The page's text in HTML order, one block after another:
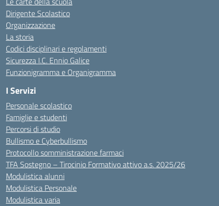
Dirigente Scolastico
Organizzazione
La storia
Codici disciplinari e regolamenti
Sicurezza I.C. Ennio Galice
Funzionigramma e Organigramma
I Servizi
Personale scolastico
Famiglie e studenti
Percorsi di studio
Bullismo e Cyberbullismo
Protocollo somministrazione farmaci
TFA Sostegno – Tirocinio Formativo attivo a.s. 2025/26
Modulistica alunni
Modulistica Personale
Modulistica varia